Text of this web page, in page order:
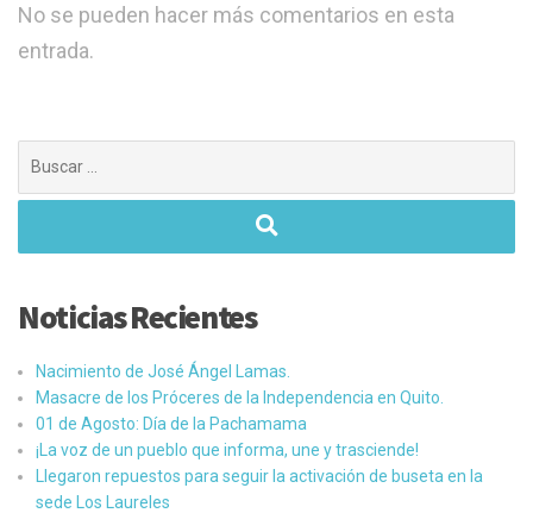
No se pueden hacer más comentarios en esta
entrada.
Noticias Recientes
Nacimiento de José Ángel Lamas.
Masacre de los Próceres de la Independencia en Quito.
01 de Agosto: Día de la Pachamama
¡La voz de un pueblo que informa, une y trasciende!
Llegaron repuestos para seguir la activación de buseta en la
sede Los Laureles